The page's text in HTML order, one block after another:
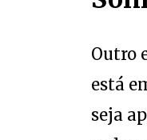
está
cada